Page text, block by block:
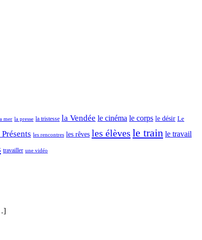
mer la presse la tristesse la Vendée le cinéma le corps le désir Le
les rencontres les rêves les élèves le train le travail
travailler une vidéo